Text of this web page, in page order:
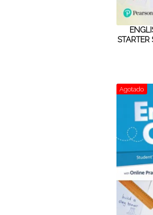
STARTER
Agotado